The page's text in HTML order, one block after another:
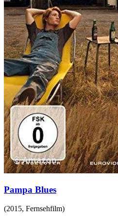
Pampa Blues
(2015, Fernsehfilm)